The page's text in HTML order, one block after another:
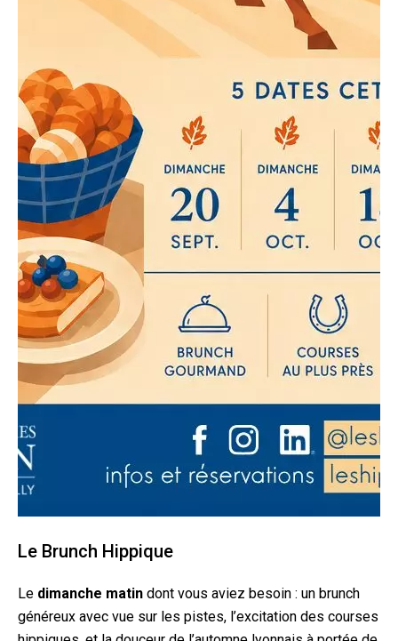
Le Brunch Hippique
Le dimanche matin dont vous aviez besoin : un brunch
généreux avec vue sur les pistes, l’excitation des courses